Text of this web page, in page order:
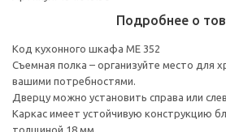
Подробнее о
Код кухонного шкафа ME 352
Съемная полка – организуйте место для
вашими потребностями.
Дверцу можно установить справа или
Каркас имеет устойчивую конструкцию
толщиной 18 мм.